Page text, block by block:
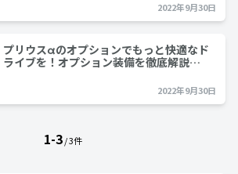
2022年9月30日
プリウスαのオプションでもっと快適なド
ライブを！オプション装備を徹底解説…
2022年9月30日
1-3/ 3件